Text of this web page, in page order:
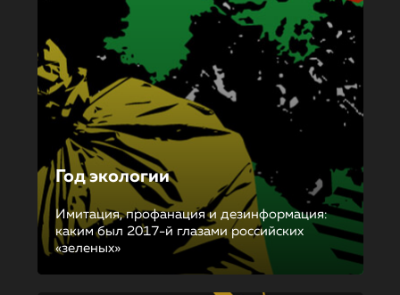
Год экологии
Имитация, профанация и дезинформация:
каким был 2017-й глазами российских
«зеленых»